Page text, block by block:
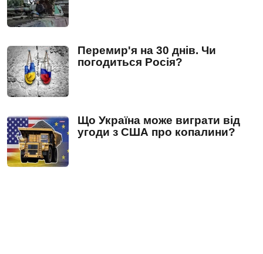
Перемир'я на 30 днів. Чи
погодиться Росія?
Що Україна може виграти від
угоди з США про копалини?